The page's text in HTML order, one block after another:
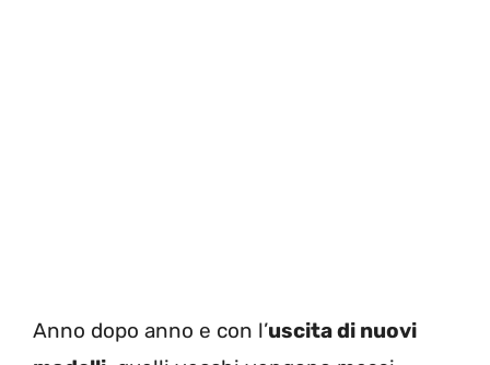
Anno dopo anno e con l’uscita di nuovi